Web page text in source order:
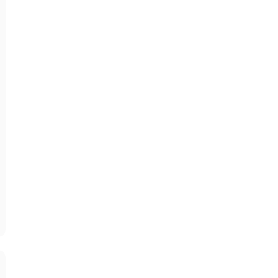
der Performance von Inhalten
von Zielgruppen durch Statistiken oder Kombinationen von
und Verbesserung der Angebote